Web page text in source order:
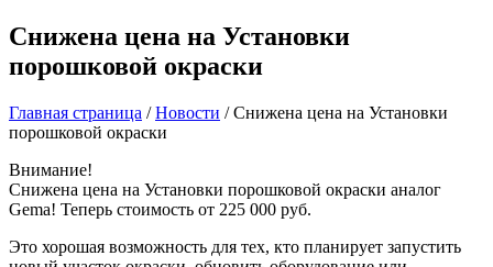
Снижена цена на Установки
порошковой окраски
Главная страница /Новости /Снижена цена на Установки
порошковой окраски
Внимание!
Снижена цена на Установки порошковой окраски аналог
Gema! Теперь стоимость от 225 000 руб.
Это хорошая возможность для тех, кто планирует запустить